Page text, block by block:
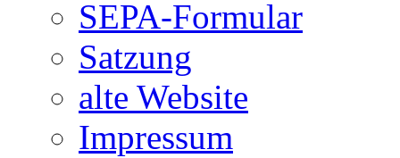
SEPA-Formular
Satzung
alte Website
Impressum